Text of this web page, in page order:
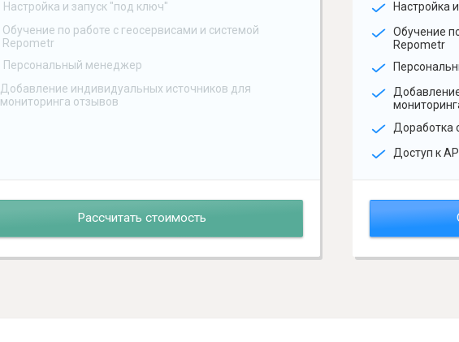
Настройка и запуск "под ключ"
Обучение по работе с геосервисами и системой
Repometr
Персональный менеджер
Добавление индивидуальных источников для
мониторинга отзывов
Рассчитать стоимость
Настройка
Обучение
Repometr
Доработка
Доступ к API